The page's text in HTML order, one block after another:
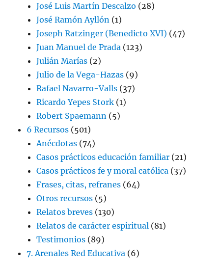
José Luis Martín Descalzo (28)
José Ramón Ayllón (1)
Joseph Ratzinger (Benedicto XVI) (47)
Juan Manuel de Prada (123)
Julián Marías (2)
Julio de la Vega-Hazas (9)
Rafael Navarro-Valls (37)
Ricardo Yepes Stork (1)
Robert Spaemann (5)
6 Recursos (501)
Anécdotas (74)
Casos prácticos educación familiar (21)
Casos prácticos fe y moral católica (37)
Frases, citas, refranes (64)
Otros recursos (5)
Relatos breves (130)
Relatos de carácter espiritual (81)
Testimonios (89)
7. Arenales Red Educativa (6)